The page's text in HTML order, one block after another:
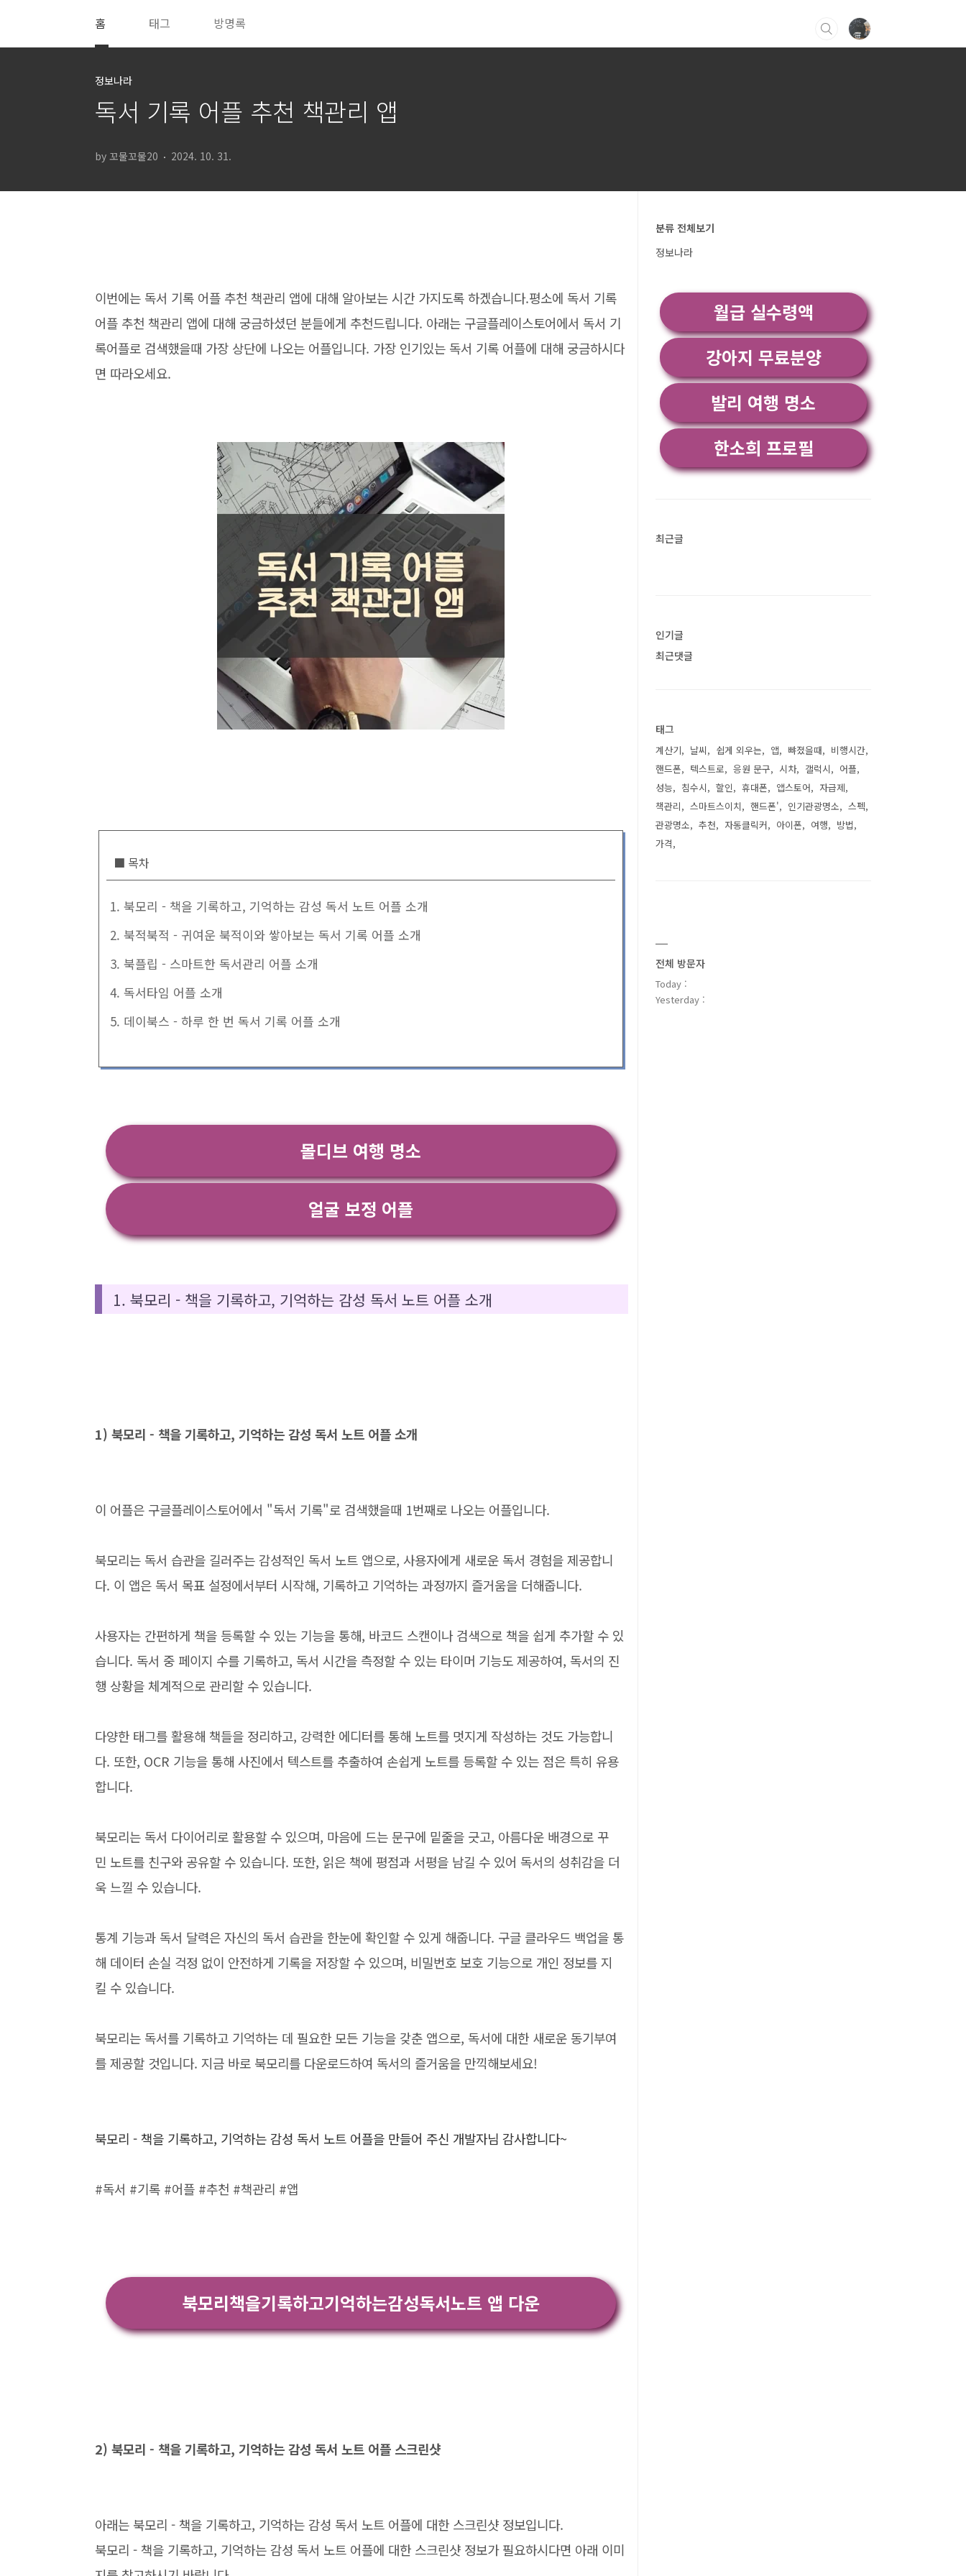
홈 태그 방명록
정보나라
독서 기록 어플 추천 책관리 앱
by 꼬물꼬물20 2024. 10. 31.
이번에는 독서 기록 어플 추천 책관리 앱에 대해 알아보는 시간 가지도록 하겠습니다.평소에 독서 기록
어플 추천 책관리 앱에 대해 궁금하셨던 분들에게 추천드립니다. 아래는 구글플레이스토어에서 독서 기
록어플로 검색했을때 가장 상단에 나오는 어플입니다. 가장 인기있는 독서 기록 어플에 대해 궁금하시다
면 따라오세요.
■ 목차
1. 북모리 - 책을 기록하고, 기억하는 감성 독서 노트 어플 소개
2. 북적북적 - 귀여운 북적이와 쌓아보는 독서 기록 어플 소개
3. 북플립 - 스마트한 독서관리 어플 소개
4. 독서타임 어플 소개
5. 데이북스 - 하루 한 번 독서 기록 어플 소개
몰디브 여행 명소
얼굴 보정 어플
1. 북모리 - 책을 기록하고, 기억하는 감성 독서 노트 어플 소개
1) 북모리 - 책을 기록하고, 기억하는 감성 독서 노트 어플 소개
이 어플은 구글플레이스토어에서 "독서 기록"로 검색했을때 1번째로 나오는 어플입니다.
북모리는 독서 습관을 길러주는 감성적인 독서 노트 앱으로, 사용자에게 새로운 독서 경험을 제공합니
다. 이 앱은 독서 목표 설정에서부터 시작해, 기록하고 기억하는 과정까지 즐거움을 더해줍니다.
사용자는 간편하게 책을 등록할 수 있는 기능을 통해, 바코드 스캔이나 검색으로 책을 쉽게 추가할 수 있
습니다. 독서 중 페이지 수를 기록하고, 독서 시간을 측정할 수 있는 타이머 기능도 제공하여, 독서의 진
행 상황을 체계적으로 관리할 수 있습니다.
다양한 태그를 활용해 책들을 정리하고, 강력한 에디터를 통해 노트를 멋지게 작성하는 것도 가능합니
다. 또한, OCR 기능을 통해 사진에서 텍스트를 추출하여 손쉽게 노트를 등록할 수 있는 점은 특히 유용
합니다.
북모리는 독서 다이어리로 활용할 수 있으며, 마음에 드는 문구에 밑줄을 긋고, 아름다운 배경으로 꾸
민 노트를 친구와 공유할 수 있습니다. 또한, 읽은 책에 평점과 서평을 남길 수 있어 독서의 성취감을 더
욱 느낄 수 있습니다.
통계 기능과 독서 달력은 자신의 독서 습관을 한눈에 확인할 수 있게 해줍니다. 구글 클라우드 백업을 통
해 데이터 손실 걱정 없이 안전하게 기록을 저장할 수 있으며, 비밀번호 보호 기능으로 개인 정보를 지
킬 수 있습니다.
북모리는 독서를 기록하고 기억하는 데 필요한 모든 기능을 갖춘 앱으로, 독서에 대한 새로운 동기부여
를 제공할 것입니다. 지금 바로 북모리를 다운로드하여 독서의 즐거움을 만끽해보세요!
북모리 - 책을 기록하고, 기억하는 감성 독서 노트 어플을 만들어 주신 개발자님 감사합니다~
#독서 #기록 #어플 #추천 #책관리 #앱
북모리책을기록하고기억하는감성독서노트 앱 다운
2) 북모리 - 책을 기록하고, 기억하는 감성 독서 노트 어플 스크린샷
아래는 북모리 - 책을 기록하고, 기억하는 감성 독서 노트 어플에 대한 스크린샷 정보입니다.
북모리 - 책을 기록하고, 기억하는 감성 독서 노트 어플에 대한 스크린샷 정보가 필요하시다면 아래 이미
분류 전체보기
정보나라
월급 실수령액
강아지 무료분양
발리 여행 명소
한소희 프로필
최근글
인기글
최근댓글
태그
계산기 날씨 쉽게 외우는 앱 뺘졌을때
비행시간
핸드폰
텍스트로 응원 문구 시차 갤럭시
어플
성능
침수시 할인 휴대폰 앱스토어
자급제
책관리
스마트스이치 핸드폰' 인기관광명소
스펙
관광명소
추천 자동클릭커 아이폰 여행
방법
가격
전체 방문자
Today :
Yesterday :